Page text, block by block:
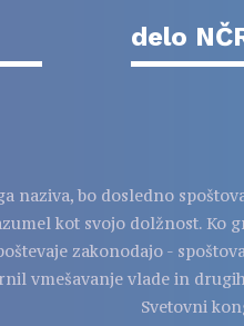
delo
naziva, bo dosledno
kot svojo dolžnost. Ko
zakonodajo -
vmešavanje vlade in
Svetovni